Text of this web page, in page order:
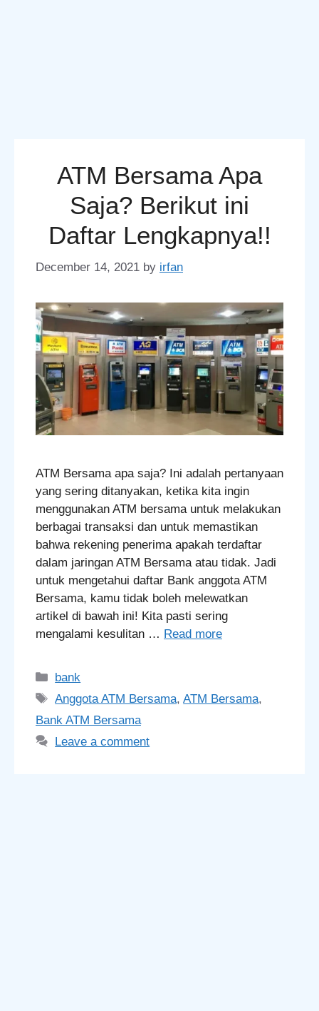
ATM Bersama Apa
Saja? Berikut ini
Daftar Lengkapnya!!
December 14, 2021 by irfan
ATM Bersama apa saja? Ini adalah pertanyaan
yang sering ditanyakan, ketika kita ingin
menggunakan ATM bersama untuk melakukan
berbagai transaksi dan untuk memastikan
bahwa rekening penerima apakah terdaftar
dalam jaringan ATM Bersama atau tidak. Jadi
untuk mengetahui daftar Bank anggota ATM
Bersama, kamu tidak boleh melewatkan
artikel di bawah ini! Kita pasti sering
mengalami kesulitan … Read more
Categories
bank
Tags
Anggota ATM Bersama,ATM Bersama,
Bank ATM Bersama
Leave a comment